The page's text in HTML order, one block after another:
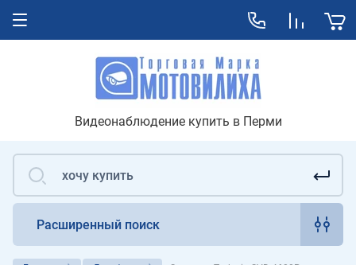
Видеонаблюдение купить в Перми
Расширенный поиск